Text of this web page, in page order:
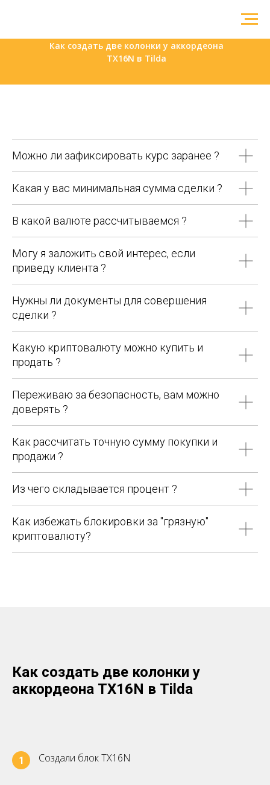
Как создать две колонки у аккордеона
TX16N в Tilda
Можно ли зафиксировать курс заранее ?
Какая у вас минимальная сумма сделки ?
В какой валюте рассчитываемся ?
Могу я заложить свой интерес, если
приведу клиента ?
Нужны ли документы для совершения
сделки ?
Какую криптовалюту можно купить и
продать ?
Переживаю за безопасность, вам можно
доверять ?
Как рассчитать точную сумму покупки и
продажи ?
Из чего складывается процент ?
Как избежать блокировки за "грязную"
криптовалюту?
Как создать две колонки у
аккордеона TX16N в Tilda
1 Создали блок TX16N